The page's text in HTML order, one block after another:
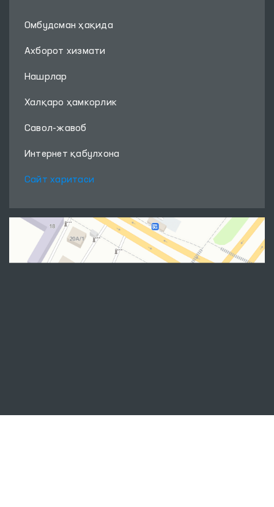
Омбудсман ҳақида
Ахборот хизмати
Нашрлар
Халқаро ҳамкорлик
Савол-жавоб
Интернет қабулхона
Сайт харитаси